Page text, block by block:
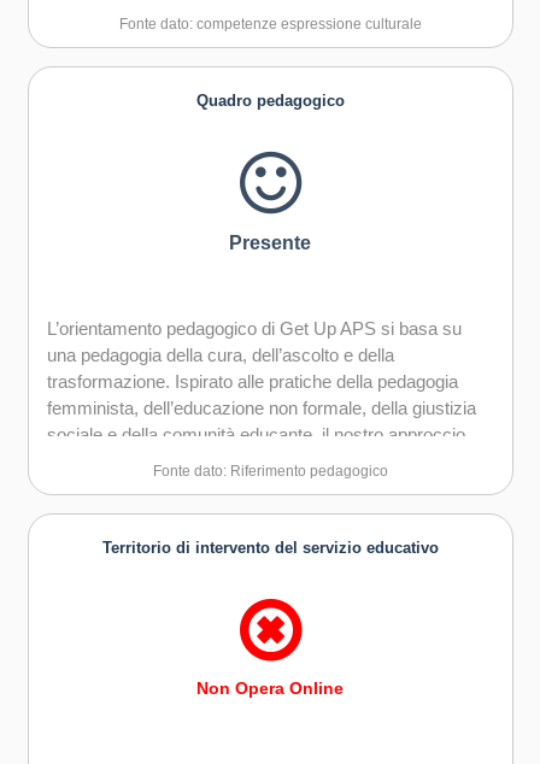
Fonte dato: competenze espressione culturale
Quadro pedagogico
Presente
L’orientamento pedagogico di Get Up APS si basa su
una pedagogia della cura, dell’ascolto e della
trasformazione. Ispirato alle pratiche della pedagogia
femminista, dell’educazione non formale, della giustizia
sociale e della comunità educante, il nostro approccio
rifiuta la logica prestazionale ed escludente per
relazione educativa come spazio di crescita reciproca e
creiamo contesti di apprendimento dove sentirsi sicurə,
barriere sistemiche, costruendo interventi capaci di
rispondere con flessibilità e creatività. Crediamo in
voce e strumenti a chi spesso è silenziatə. Le nostre
Fonte dato: Riferimento pedagogico
Territorio di intervento del servizio educativo
Non Opera Online